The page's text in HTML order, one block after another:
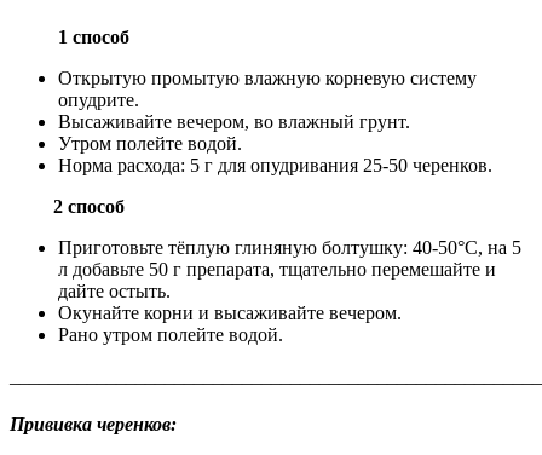
1 способ
Открытую промытую влажную корневую систему
опудрите.
Высаживайте вечером, во влажный грунт.
Утром полейте водой.
Норма расхода: 5 г для опудривания 25-50 черенков.
2 способ
Приготовьте тёплую глиняную болтушку: 40-50°С, на 5
л добавьте 50 г препарата, тщательно перемешайте и
дайте остыть.
Окунайте корни и высаживайте вечером.
Рано утром полейте водой.
Прививка черенков: